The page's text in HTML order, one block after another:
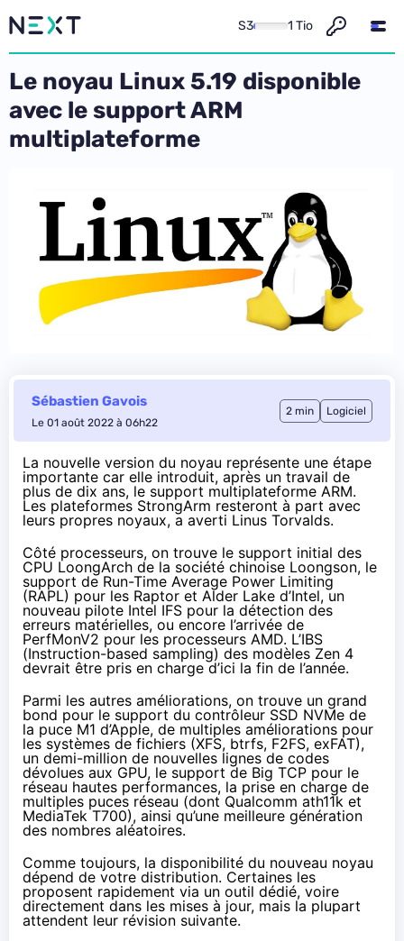
S3 1 Tio
Le noyau Linux 5.19 disponible
avec le support ARM
multiplateforme
Sébastien Gavois
Le 01 août 2022 à 06h22
2 min Logiciel
La nouvelle version du noyau représente une étape
importante car elle introduit, après un travail de
plus de dix ans, le support multiplateforme ARM.
Les plateformes StrongArm resteront à part avec
leurs propres noyaux, a averti Linus Torvalds.
Côté processeurs, on trouve le support initial des
CPU LoongArch de la société chinoise Loongson, le
support de Run-Time Average Power Limiting
(RAPL) pour les Raptor et Alder Lake d’Intel, un
nouveau pilote Intel IFS pour la détection des
erreurs matérielles, ou encore l’arrivée de
PerfMonV2 pour les processeurs AMD. L’IBS
(Instruction-based sampling) des modèles Zen 4
devrait être pris en charge d’ici la fin de l’année.
Parmi les autres améliorations, on trouve un grand
bond pour le support du contrôleur SSD NVMe de
la puce M1 d’Apple, de multiples améliorations pour
les systèmes de fichiers (XFS, btrfs, F2FS, exFAT),
un demi-million de nouvelles lignes de codes
dévolues aux GPU, le support de Big TCP pour le
réseau hautes performances, la prise en charge de
multiples puces réseau (dont Qualcomm ath11k et
MediaTek T700), ainsi qu’une meilleure génération
des nombres aléatoires.
Comme toujours, la disponibilité du nouveau noyau
dépend de votre distribution. Certaines les
proposent rapidement via un outil dédié, voire
directement dans les mises à jour, mais la plupart
attendent leur révision suivante.